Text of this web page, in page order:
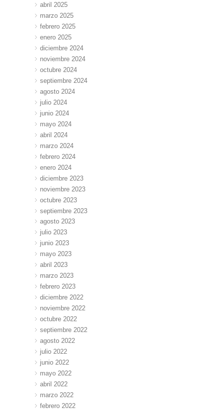
abril 2025
marzo 2025
febrero 2025
enero 2025
diciembre 2024
noviembre 2024
octubre 2024
septiembre 2024
agosto 2024
julio 2024
junio 2024
mayo 2024
abril 2024
marzo 2024
febrero 2024
enero 2024
diciembre 2023
noviembre 2023
octubre 2023
septiembre 2023
agosto 2023
julio 2023
junio 2023
mayo 2023
abril 2023
marzo 2023
febrero 2023
diciembre 2022
noviembre 2022
octubre 2022
septiembre 2022
agosto 2022
julio 2022
junio 2022
mayo 2022
abril 2022
marzo 2022
febrero 2022